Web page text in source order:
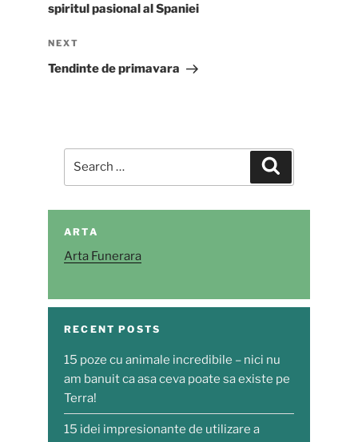
spiritul pasional al Spaniei
Next
Post
NEXT
Tendinte de primavara
ARTA
Arta Funerara
RECENT POSTS
15 poze cu animale incredibile – nici nu
am banuit ca asa ceva poate sa existe pe
Terra!
15 idei impresionante de utilizare a